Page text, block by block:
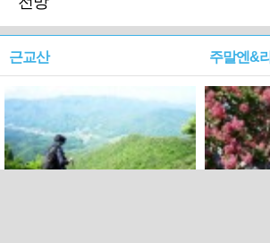
근교산 주말엔&